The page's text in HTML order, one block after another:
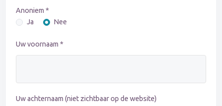
Anoniem *
Ja
Nee
Uw voornaam *
Uw achternaam (niet zichtbaar op de website)